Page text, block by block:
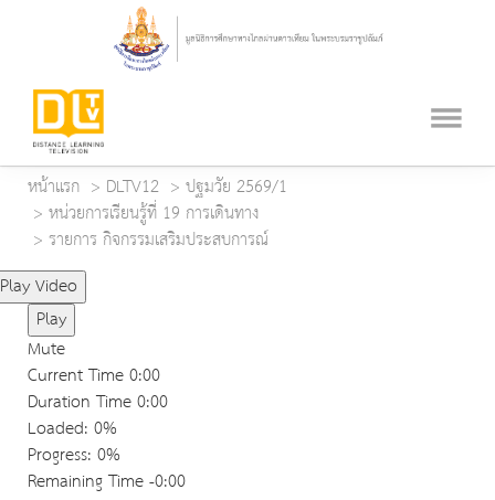
หน้าแรก DLTV12
ปฐมวัย 2569/1
หน่วยการเรียนรู้ที่ 19 การเดินทาง
รายการ กิจกรรมเสริมประสบการณ์
Play Video
Play
Mute
Current Time0:00
Duration Time0:00
Loaded: 0%
Progress: 0%
Remaining Time-0:00